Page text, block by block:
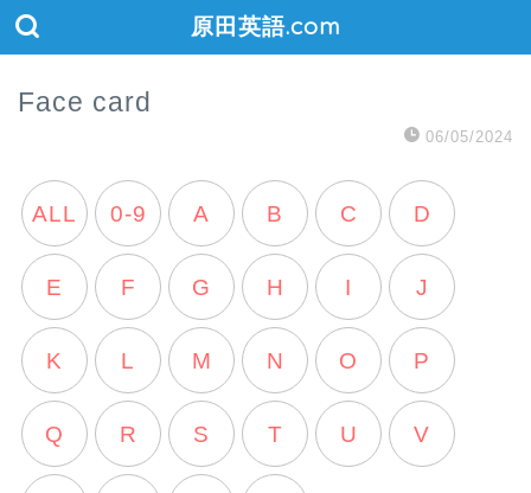
原田英語.com
Face card
06/05/2024
ALL 0-9 A B C D
E F G H I J
K L M N O P
Q R S T U V